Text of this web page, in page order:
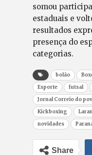
somou
estaduais e
resultados
presença do
categorias.
bolão
Esporte
futsal
Jornal Correio do
Kickboxing
novidades
Share